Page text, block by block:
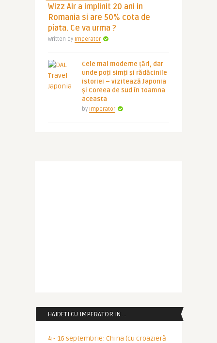
Wizz Air a implinit 20 ani in
Romania si are 50% cota de
piata. Ce va urma ?
Written by Imperator
Cele mai moderne țări, dar
unde poți simți și rădăcinile
istoriei – vizitează Japonia
și Coreea de Sud în toamna
aceasta
by Imperator
HAIDETI CU IMPERATOR IN …
4 - 16 septembrie: China (cu croazieră